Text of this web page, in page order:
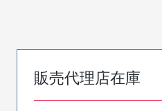
販売代理店在庫